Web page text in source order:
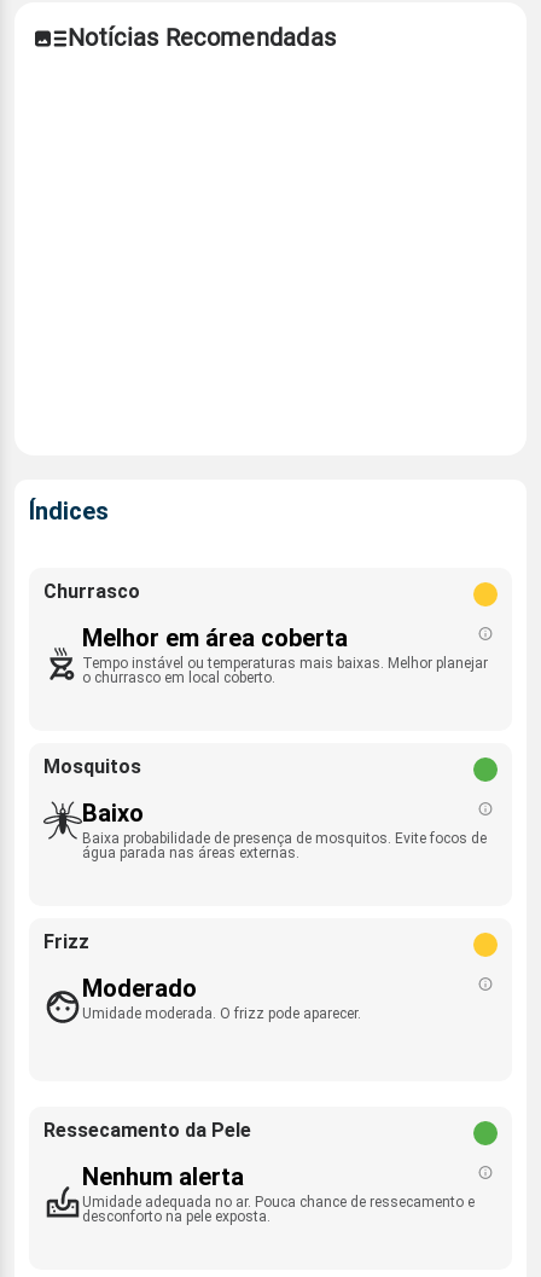
Notícias Recomendadas
Índices
Churrasco
Melhor em área coberta
Tempo instável ou temperaturas mais baixas. Melhor planejar
o churrasco em local coberto.
Mosquitos
Baixo
Baixa probabilidade de presença de mosquitos. Evite focos de
água parada nas áreas externas.
Frizz
Moderado
Umidade moderada. O frizz pode aparecer.
Ressecamento da Pele
Nenhum alerta
Umidade adequada no ar. Pouca chance de ressecamento e
desconforto na pele exposta.